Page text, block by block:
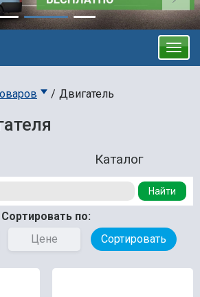
Двигатель
Найти
Сортировать по:
Цене Сортировать